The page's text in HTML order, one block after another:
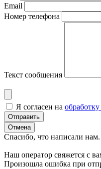
Email
Номер телефона
Текст сообщения
Я согласен на
Отправить
Отмена
Спасибо, что написали нам.
Наш оператор свяжется с
Произошла ошибка при